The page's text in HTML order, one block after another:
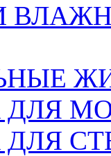
ДЛЯ
ДЛЯ